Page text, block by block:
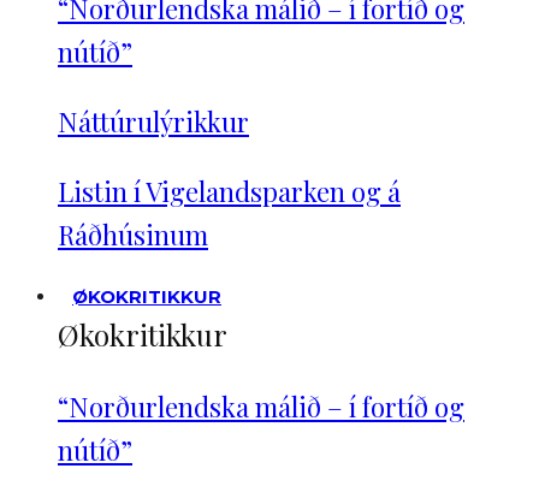
“Norðurlendska málið – í fortíð og
nútíð”
Náttúrulýrikkur
Listin í Vigelandsparken og á
Ráðhúsinum
ØKOKRITIKKUR
Økokritikkur
“Norðurlendska málið – í fortíð og
nútíð”